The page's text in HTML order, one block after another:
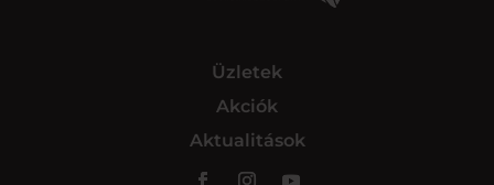
Üzletek
Akciók
Aktualitások